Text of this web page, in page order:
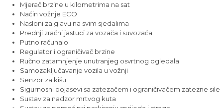
Mjerač brzine u kilometrima na sat
Način vožnje ECO
Nasloni za glavu na svim sjedalima
Prednji zračni jastuci za vozača i suvozača
Putno računalo
Regulator i ograničivač brzine
Ručno zatamnjenje unutranjeg osvrtnog ogledala
Samozaključavanje vozila u vožnji
Senzor za kišu
Sigurnosni pojasevi sa zatezačem i ograničivačem zatezne sile
Sustav za nadzor mrtvog kuta